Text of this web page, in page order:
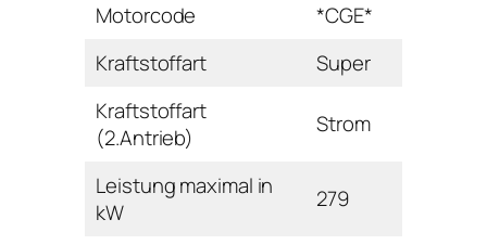
Motorcode
*CGE*
Kraftstoffart
Super
Kraftstoffart
(2.Antrieb)
Strom
Leistung maximal in
kW
279